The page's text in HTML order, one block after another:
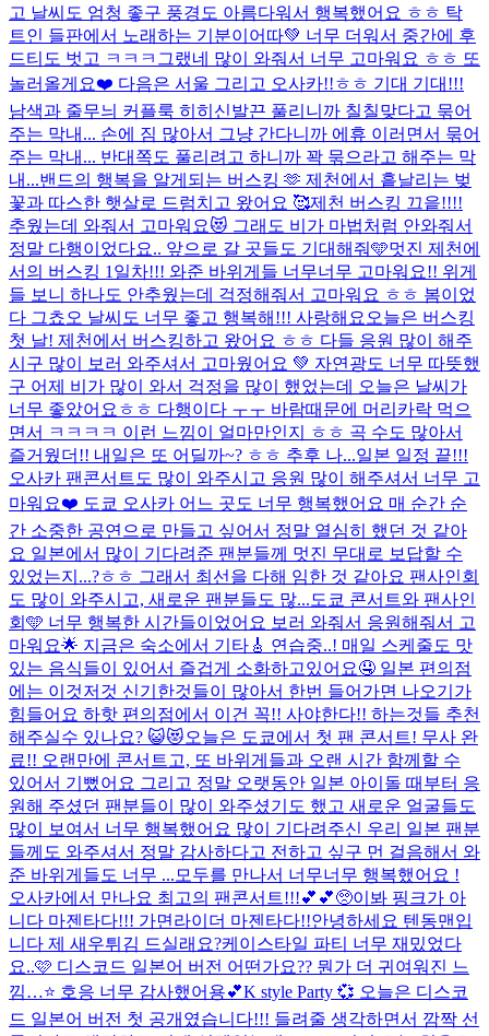
고 날씨도 엄청 좋구 풍경도 아름다워서 행복했어요 ㅎㅎ 탁
트인 들판에서 노래하는 기분이어따💚 너무 더워서 중간에 후
드티도 벗고 ㅋㅋㅋ그랬네 많이 와줘서 너무 고마워요 ㅎㅎ 또
놀러올게요❤️ 다음은 서울 그리고 오사카!!ㅎㅎ 기대 기대!!!
남색과 줄무늬 커플룩 히히 신발끈 풀리니까 칠칠맞다고 묶어
주는 막내... 손에 짐 많아서 그냥 간다니까 에휴 이러면서 묶어
주는 막내... 반대쪽도 풀리려고 하니까 꽉 묶으라고 해주는 막
내...밴드의 행복을 알게되는 버스킹 🫶 제천에서 흩날리는 벚
꽃과 따스한 햇살로 드럼치고 왔어요 🥰제천 버스킹 끄읕!!!!
추웠는데 와줘서 고마워요😻 그래도 비가 마법처럼 안와줘서
정말 다행이었다요.. 앞으로 갈 곳들도 기대해줘🩵멋진 제천에
서의 버스킹 1일차!!! 와준 바위게들 너무너무 고마워요!! 위게
들 보니 하나도 안추웠는데 걱정해줘서 고마워요 ㅎㅎ 봄이었
다 그쵸오 날씨도 너무 좋고 행복해!!! 사랑해요 오늘은 버스킹
첫 날! 제천에서 버스킹하고 왔어요 ㅎㅎ 다들 응원 많이 해주
시구 많이 보러 와주셔서 고마웠어요 💚 자연광도 너무 따뜻했
구 어제 비가 많이 와서 걱정을 많이 했었는데 오늘은 날씨가
너무 좋았어요ㅎㅎ 다행이다 ㅜㅜ 바람때문에 머리카락 먹으
면서 ㅋㅋㅋㅋ 이런 느낌이 얼마만인지 ㅎㅎ 곡 수도 많아서
즐거웠더!! 내일은 또 어딜까~? ㅎㅎ 추후 나...일본 일정 끝!!!
오사카 팬콘서트도 많이 와주시고 응원 많이 해주셔서 너무 고
마워요❤️ 도쿄 오사카 어느 곳도 너무 행복했어요 매 순간 순
간 소중한 공연으로 만들고 싶어서 정말 열심히 했던 것 같아
요 일본에서 많이 기다려준 팬분들께 멋진 무대로 보답할 수
있었는지...?ㅎㅎ 그래서 최선을 다해 임한 것 같아요 팬사인회
도 많이 와주시고, 새로운 팬분들도 많...도쿄 콘서트와 팬사인
회🩵 너무 행복한 시간들이었어요 보러 와줘서 응원해줘서 고
마워요🌟 지금은 숙소에서 기타🎸 연습중..! 매일 스케줄도 맛
있는 음식들이 있어서 즐겁게 소화하고있어요🤤 일본 편의점
에는 이것저것 신기한것들이 많아서 한번 들어가면 나오기가
힘들어요 하핫 편의점에서 이건 꼭!! 사야한다!! 하는것들 추천
해주실수 있나요? 😺😻오늘은 도쿄에서 첫 팬 콘서트! 무사 완
료!! 오랜만에 콘서트고, 또 바위게들과 오랜 시간 함께할 수
있어서 기뻤어요 그리고 정말 오랫동안 일본 아이돌 때부터 응
원해 주셨던 팬분들이 많이 와주셨기도 했고 새로운 얼굴들도
많이 보여서 너무 행복했어요 많이 기다려주신 우리 일본 팬분
들께도 와주셔서 정말 감사하다고 전하고 싶구 먼 걸음해서 와
준 바위게들도 너무 ... 모두를 만나서 너무너무 행복했어요 !
오사카에서 만나요 최고의 팬콘서트!!!💕💕🥺이봐 핑크가 아
니다 마젠타다!!! 가면라이더 마젠타다!!안녕하세요 텐동맨입
니다 제 새우튀김 드실래요?케이스타일 파티 너무 재밌었다
요..🩷 디스코드 일본어 버전 어떤가요?? 뭔가 더 귀여워진 느
낌…⭐️ 호응 너무 감사했어용💕K style Party 💞 오늘은 디스코
드 일본어 버전 첫 공개였습니다!!! 들려줄 생각하면서 깜짝 선